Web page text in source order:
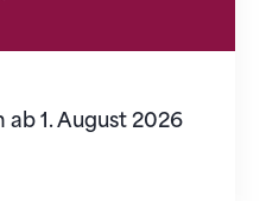
ab 1. August 2026